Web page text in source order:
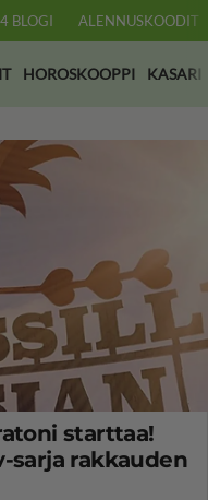
BLOGI ALENNUSKOODIT
HOROSKOOPPI KASARI
starttaa!
sarja rakkauden